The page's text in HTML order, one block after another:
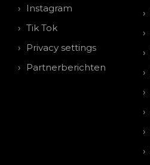
Instagram
Tik Tok
Privacy settings
Partnerberichten